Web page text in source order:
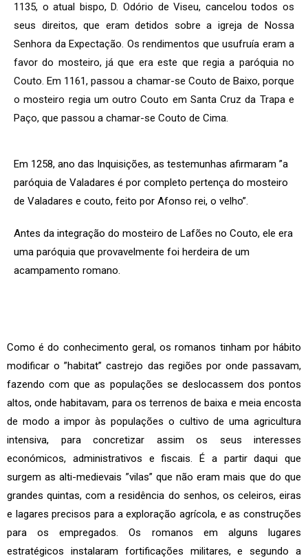
1135, o atual bispo, D. Odório de Viseu, cancelou todos os
seus direitos, que eram detidos sobre a igreja de Nossa
Senhora da Expectação. Os rendimentos que usufruía eram a
favor do mosteiro, já que era este que regia a paróquia no
Couto. Em 1161, passou a chamar-se Couto de Baixo, porque
o mosteiro regia um outro Couto em Santa Cruz da Trapa e
Paço, que passou a chamar-se Couto de Cima.
Em 1258, ano das Inquisições, as testemunhas afirmaram ”a
paróquia de Valadares é por completo pertença do mosteiro
de Valadares e couto, feito por Afonso rei, o velho”.
Antes da integração do mosteiro de Lafões no Couto, ele era
uma paróquia que provavelmente foi herdeira de um
acampamento romano.
Como é do conhecimento geral, os romanos tinham por hábito
modificar o ”habitat” castrejo das regiões por onde passavam,
fazendo com que as populações se deslocassem dos pontos
altos, onde habitavam, para os terrenos de baixa e meia encosta
de modo a impor às populações o cultivo de uma agricultura
intensiva, para concretizar assim os seus interesses
económicos, administrativos e fiscais. É a partir daqui que
surgem as alti-medievais ”vilas” que não eram mais que do que
grandes quintas, com a residência do senhos, os celeiros, eiras
e lagares precisos para a exploração agrícola, e as construções
para os empregados. Os romanos em alguns lugares
estratégicos instalaram fortificações militares, e segundo a